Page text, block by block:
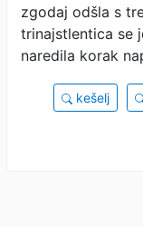
zgodaj odšla s
trinajstlentica se
naredila korak
kešelj